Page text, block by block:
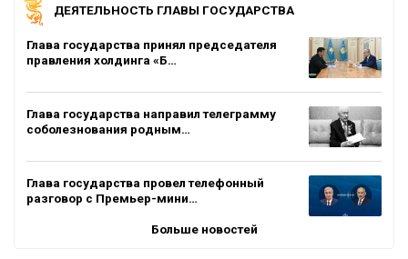
ДЕЯТЕЛЬНОСТЬ ГЛАВЫ ГОСУДАРСТВА
Глава государства принял председателя
правления холдинга «Б…
Глава государства направил телеграмму
соболезнования родным…
Глава государства провел телефонный
разговор с Премьер-мини…
Больше новостей